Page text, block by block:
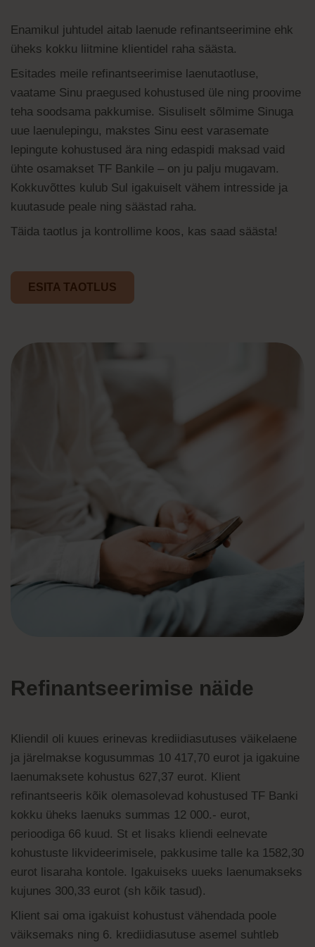
Enamikul juhtudel aitab laenude refinantseerimine ehk
üheks kokku liitmine klientidel raha säästa.
Esitades meile refinantseerimise laenutaotluse,
vaatame Sinu praegused kohustused üle ning proovime
teha soodsama pakkumise. Sisuliselt sõlmime Sinuga
uue laenulepingu, makstes Sinu eest varasemate
lepingute kohustused ära ning edaspidi maksad vaid
ühte osamakset TF Bankile – on ju palju mugavam.
Kokkuvõttes kulub Sul igakuiselt vähem intresside ja
kuutasude peale ning säästad raha.
Täida taotlus ja kontrollime koos, kas saad säästa!
ESITA TAOTLUS
Refinantseerimise näide
Kliendil oli kuues erinevas krediidiasutuses väikelaene
ja järelmakse kogusummas 10 ­­­­­417,70 eurot ja igakuine
laenumaksete kohustus 627,37 eurot. Klient
refinantseeris kõik olemasolevad kohustused TF Banki
kokku üheks laenuks summas 12 ­000.- eurot,
perioodiga 66 kuud. St et lisaks kliendi eelnevate
kohustuste likvideerimisele, pakkusime talle ka 1582,30
eurot lisaraha kontole. Igakuiseks uueks laenumakseks
kujunes 300,33 eurot (sh kõik tasud).
Klient sai oma igakuist kohustust vähendada poole
väiksemaks ning 6. krediidiasutuse asemel suhtleb